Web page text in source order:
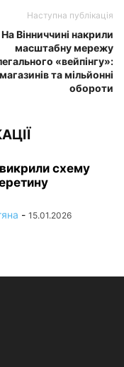
Наступна публікація
На Вінниччині накрили
масштабну мережу
«вейпінгу»:
та мільйонні
обороти
схему
- 15.01.2026